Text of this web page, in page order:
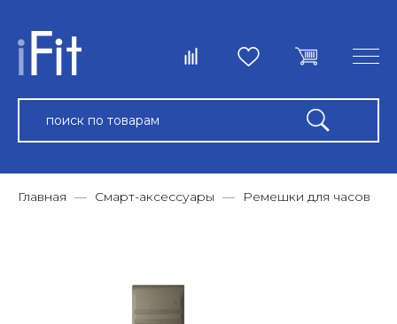
Главная Смарт-аксессуары Ремешки для часов